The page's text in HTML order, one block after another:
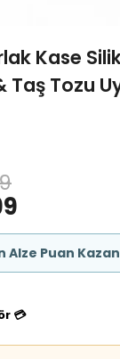
Kase
Taş Tozu
Alze Puan
💳